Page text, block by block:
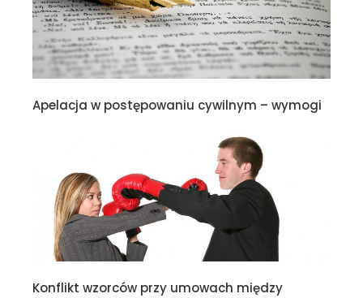
Apelacja w postępowaniu cywilnym – wymogi
Konflikt wzorców przy umowach między